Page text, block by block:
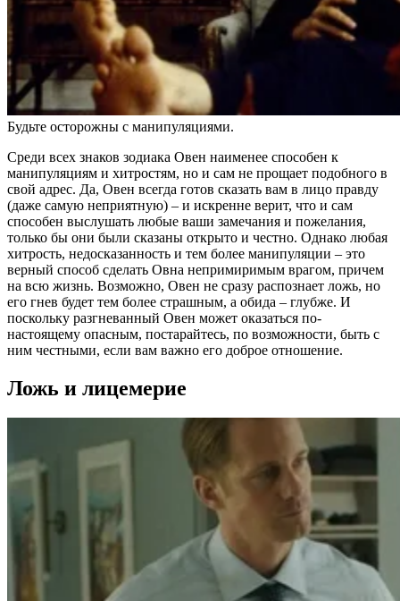
Будьте осторожны с манипуляциями.
Среди всех знаков зодиака Овен наименее способен к
манипуляциям и хитростям, но и сам не прощает подобного в
свой адрес. Да, Овен всегда готов сказать вам в лицо правду
(даже самую неприятную) – и искренне верит, что и сам
способен выслушать любые ваши замечания и пожелания,
только бы они были сказаны открыто и честно. Однако любая
хитрость, недосказанность и тем более манипуляции – это
верный способ сделать Овна непримиримым врагом, причем
на всю жизнь. Возможно, Овен не сразу распознает ложь, но
его гнев будет тем более страшным, а обида – глубже. И
поскольку разгневанный Овен может оказаться по-
настоящему опасным, постарайтесь, по возможности, быть с
ним честными, если вам важно его доброе отношение.
Ложь и лицемерие